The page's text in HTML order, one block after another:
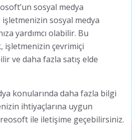
sosyal medya
işletmenizin sosyal medya
yardımcı olabilir. Bu
çevrimiçi
ve daha fazla satış elde
konularında daha fazla bilgi
ihtiyaçlarına uygun
ile iletişime geçebilirsiniz.